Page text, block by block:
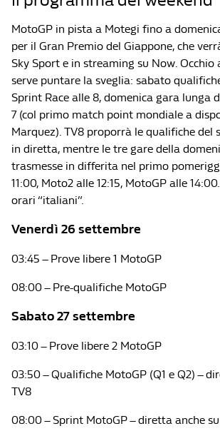
MotoGP in pista a Motegi fino a
per il Gran Premio del Giappone, che
Sky Sport e in streaming su Now. Occhio
serve puntare la sveglia: sabato
Sprint Race alle 8, domenica gara lunga
7 (col primo match point mondiale a
Marquez). TV8 proporrà le qualifiche del
in diretta, mentre le tre gare della
trasmesse in differita nel primo
11:00, Moto2 alle 12:15, MotoGP alle
orari “italiani”.
Venerdì 26 settembre
03:45 – Prove libere 1 MotoGP
08:00 – Pre-qualifiche MotoGP
Sabato 27 settembre
03:10 – Prove libere 2 MotoGP
03:50 – Qualifiche MotoGP (Q1 e Q2) –
TV8
08:00 – Sprint MotoGP – diretta anche